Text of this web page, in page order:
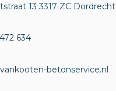
13 3317 ZC Dordrecht
634
betonservice.nl